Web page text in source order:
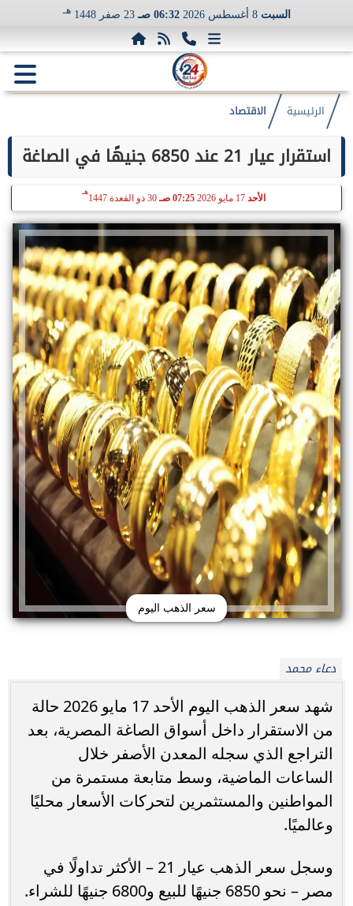
السبت 8 أغسطس 2026 06:32 صـ 23 صفر 1448 هـ
الرئيسية الاقتصاد
استقرار عيار 21 عند 6850 جنيهًا في الصاغة
الأحد 17 مايو 2026 07:25 صـ 30 ذو القعدة 1447
هـ
سعر الذهب اليوم
دعاء محمد
شهد سعر الذهب اليوم الأحد 17 مايو 2026 حالة
من الاستقرار داخل أسواق الصاغة المصرية، بعد
التراجع الذي سجله المعدن الأصفر خلال
الساعات الماضية، وسط متابعة مستمرة من
المواطنين والمستثمرين لتحركات الأسعار محليًا
وعالميًا.
وسجل سعر الذهب عيار 21 – الأكثر تداولًا في
مصر – نحو 6850 جنيهًا للبيع و6800 جنيهًا للشراء.